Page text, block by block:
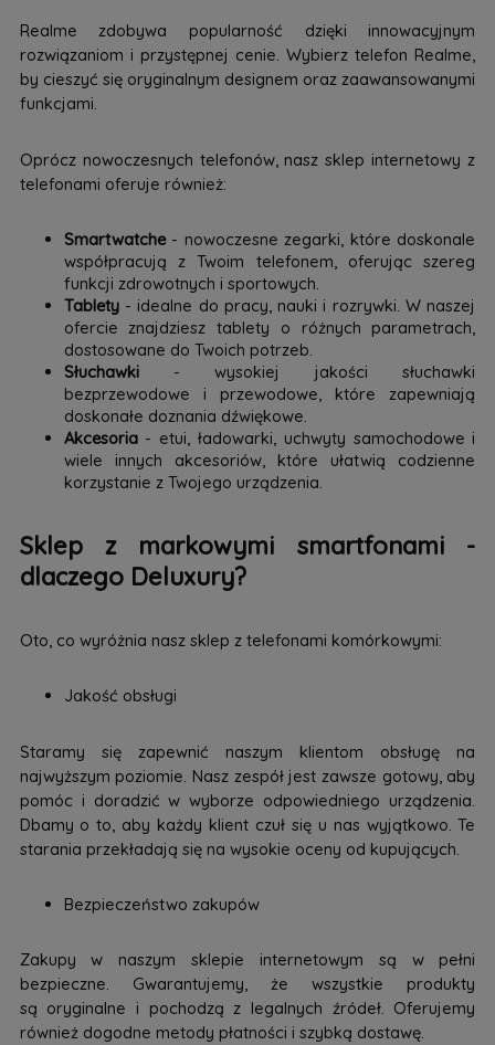
Realme zdobywa popularność dzięki innowacyjnym
rozwiązaniom i przystępnej cenie. Wybierz telefon Realme,
by cieszyć się oryginalnym designem oraz zaawansowanymi
funkcjami.
Oprócz nowoczesnych telefonów, nasz sklep internetowy z
telefonami oferuje również:
Smartwatche- nowoczesne zegarki, które doskonale
współpracują z Twoim telefonem, oferując szereg
funkcji zdrowotnych i sportowych.
Tablety- idealne do pracy, nauki i rozrywki. W naszej
ofercie znajdziesz tablety o różnych parametrach,
dostosowane do Twoich potrzeb.
Słuchawki- wysokiej jakości słuchawki
bezprzewodowe i przewodowe, które zapewniają
doskonałe doznania dźwiękowe.
Akcesoria- etui, ładowarki, uchwyty samochodowe i
wiele innych akcesoriów, które ułatwią codzienne
korzystanie z Twojego urządzenia.
Sklep z markowymi smartfonami -
dlaczego Deluxury?
Oto, co wyróżnia nasz sklep z telefonami komórkowymi:
Jakość obsługi
Staramy się zapewnić naszym klientom obsługę na
najwyższym poziomie. Nasz zespół jest zawsze gotowy, aby
pomóc i doradzić w wyborze odpowiedniego urządzenia.
Dbamy o to, aby każdy klient czuł się u nas wyjątkowo. Te
starania przekładają się na wysokie oceny od kupujących.
Bezpieczeństwo zakupów
Zakupy w naszym sklepie internetowym są w pełni
bezpieczne. Gwarantujemy, że wszystkie produkty
są oryginalne i pochodzą z legalnych źródeł. Oferujemy
również dogodne metody płatności i szybką dostawę.